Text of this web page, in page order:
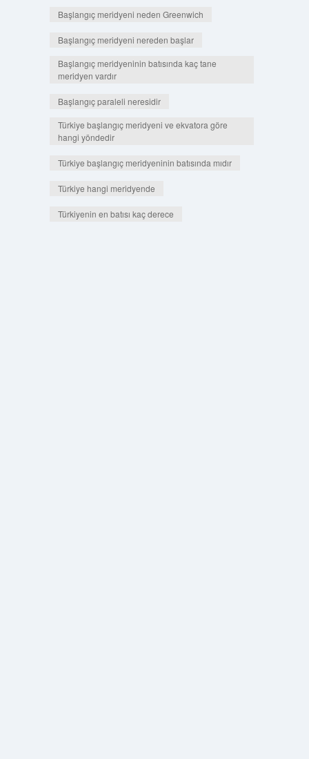
Başlangıç meridyeni neden Greenwich
Başlangıç meridyeni nereden başlar
Başlangıç meridyeninin batısında kaç tane
meridyen vardır
Başlangıç paraleli neresidir
Türkiye başlangıç meridyeni ve ekvatora göre
hangi yöndedir
Türkiye başlangıç meridyeninin batısında mıdır
Türkiye hangi meridyende
Türkiyenin en batısı kaç derece